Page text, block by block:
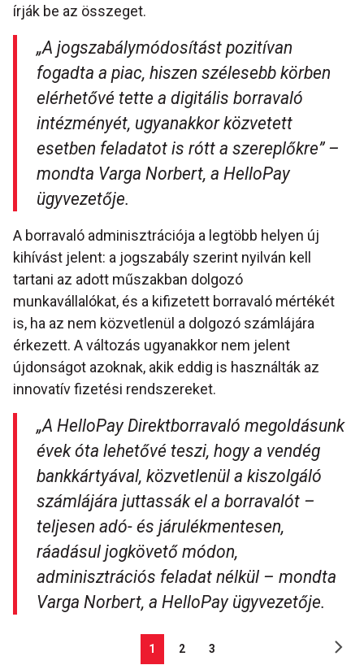
írják be az összeget.
„A jogszabálymódosítást pozitívan
fogadta a piac, hiszen szélesebb körben
elérhetővé tette a digitális borravaló
intézményét, ugyanakkor közvetett
esetben feladatot is rótt a szereplőkre” –
mondta Varga Norbert, a HelloPay
ügyvezetője.
A borravaló adminisztrációja a legtöbb helyen új
kihívást jelent: a jogszabály szerint nyilván kell
tartani az adott műszakban dolgozó
munkavállalókat, és a kifizetett borravaló mértékét
is, ha az nem közvetlenül a dolgozó számlájára
érkezett. A változás ugyanakkor nem jelent
újdonságot azoknak, akik eddig is használták az
innovatív fizetési rendszereket.
„A HelloPay Direktborravaló megoldásunk
évek óta lehetővé teszi, hogy a vendég
bankkártyával, közvetlenül a kiszolgáló
számlájára juttassák el a borravalót –
teljesen adó- és járulékmentesen,
ráadásul jogkövető módon,
adminisztrációs feladat nélkül – mondta
Varga Norbert, a HelloPay ügyvezetője.
1 2 3